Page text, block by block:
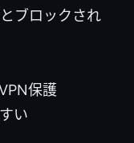
ブロックされ
保護
い